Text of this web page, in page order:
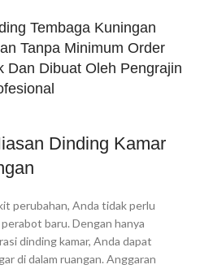
Tembaga Kuningan
Tanpa Minimum Order
Dan Dibuat Oleh Pengrajin
Dinding Kamar
perubahan, Anda tidak perlu
baru. Dengan hanya
dinding kamar, Anda dapat
di dalam ruangan. Anggaran